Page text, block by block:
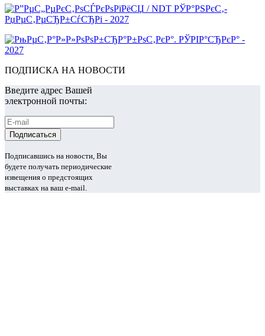
ПОДПИСКА НА НОВОСТИ
Введите адрес Вашей
электронной почты:
Подписавшись на новости, Вы
будете получать периодические
извещения о предстоящих
выставках на ваш e-mail.